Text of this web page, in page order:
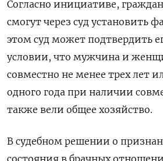
Согласно инициативе,
смогут через суд установить
этом суд может подтвердить
условии, что мужчина и
совместно не менее трех лет
одного года при наличии
также вели общее хозяйство.
В судебном решении о